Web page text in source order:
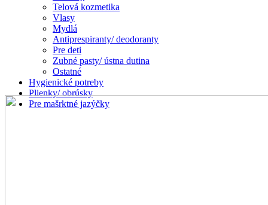
Telová kozmetika
Vlasy
Mydlá
Antiprespiranty/ deodoranty
Pre deti
Zubné pasty/ ústna dutina
Ostatné
Hygienické potreby
Plienky/ obrúsky
Pre mašrktné jazýčky